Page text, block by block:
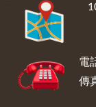
電
傳